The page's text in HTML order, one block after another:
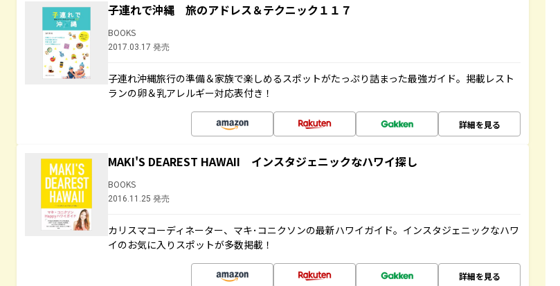
子連れで沖縄 旅のアドレス＆テクニック１１７
BOOKS
2017.03.17 発売
子連れ沖縄旅行の準備＆家族で楽しめるスポットがたっぷり詰まった最強ガイド。掲載レスト
ランの卵＆乳アレルギー対応表付き！
詳細を見る
MAKI'S DEAREST HAWAII インスタジェニックなハワイ探し
BOOKS
2016.11.25 発売
カリスマコーディネーター、マキ･コニクソンの最新ハワイガイド。インスタジェニックなハワ
イのお気に入りスポットが多数掲載！
詳細を見る